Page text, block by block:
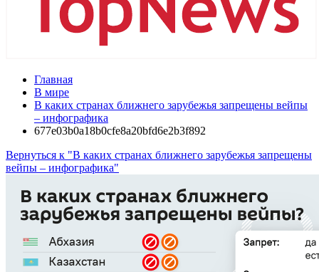
Главная
В мире
В каких странах ближнего зарубежья запрещены вейпы
– инфографика
677e03b0a18b0cfe8a20bfd6e2b3f892
Вернуться к "В каких странах ближнего зарубежья запрещены
вейпы – инфографика"